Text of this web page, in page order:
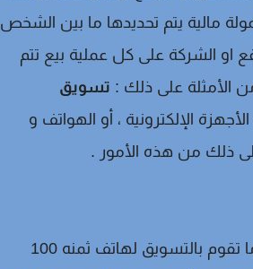
يتم تحديدها ما بين الشخص
الشركة على كل عملية بيع تتم
على ذلك :تسويق
الإلكترونية ، أو الهواتف و
ذلك من هذه الأمور .
على سبيل المثال عندما تقوم بالتسويق لهاتف ثمنه 100